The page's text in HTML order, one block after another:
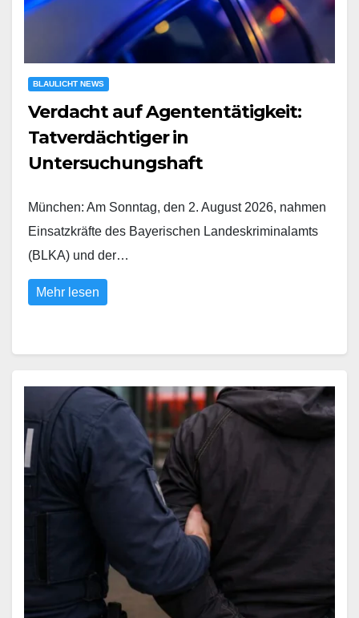
BLAULICHT NEWS
Verdacht auf Agententätigkeit:
Tatverdächtiger in
Untersuchungshaft
München: Am Sonntag, den 2. August 2026, nahmen
Einsatzkräfte des Bayerischen Landeskriminalamts
(BLKA) und der…
Mehr lesen